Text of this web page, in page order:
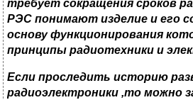
требует сокращения сроков
РЭС понимают изделие и его
основу функционирования
принципы радиотехники и
Eсли проследить историю
радиоэлектроники ,то можно